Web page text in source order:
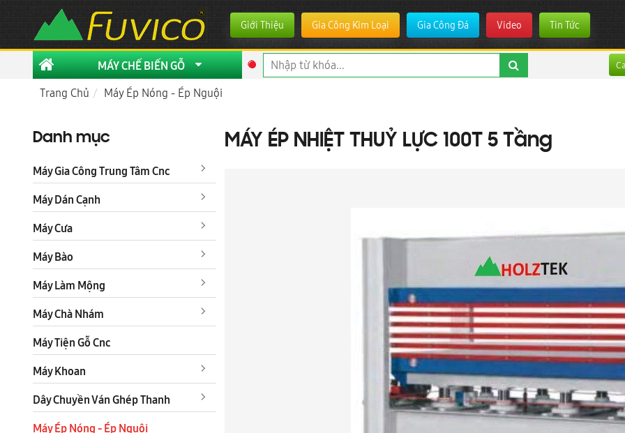
Giới Thiệu Gia Công Kim Loại Gia Công Đá Video Tin Tức
MÁY CHẾ BIẾN GỖ
Trang Chủ Máy Ép Nóng - Ép Nguội
Danh mục
Máy Gia Công Trung Tâm Cnc
Máy Dán Cạnh
Máy Cưa
Máy Bào
Máy Làm Mộng
Máy Chà Nhám
Máy Tiện Gỗ Cnc
Máy Khoan
Dây Chuyền Ván Ghép Thanh
Máy Ép Nóng - Ép Nguội
MÁY ÉP NHIỆT THUỶ LỰC 100T 5 Tầng